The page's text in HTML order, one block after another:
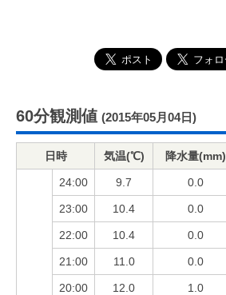
60分観測値 (2015年05月04日)
日時 気温(℃) 降水量(mm)
24:00 9.7 0.0
23:00 10.4 0.0
22:00 10.4 0.0
21:00 11.0 0.0
20:00 12.0 1.0